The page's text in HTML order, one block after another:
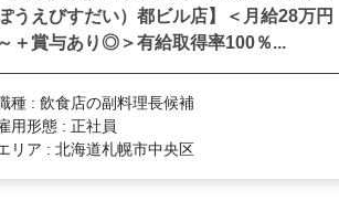
うえびすだい）都ビル店】＜月給28万円
～＋賞与あり◎＞有給取得率100％...
種 : 飲食店の副料理長候補
用形態 : 正社員
リア : 北海道札幌市中央区